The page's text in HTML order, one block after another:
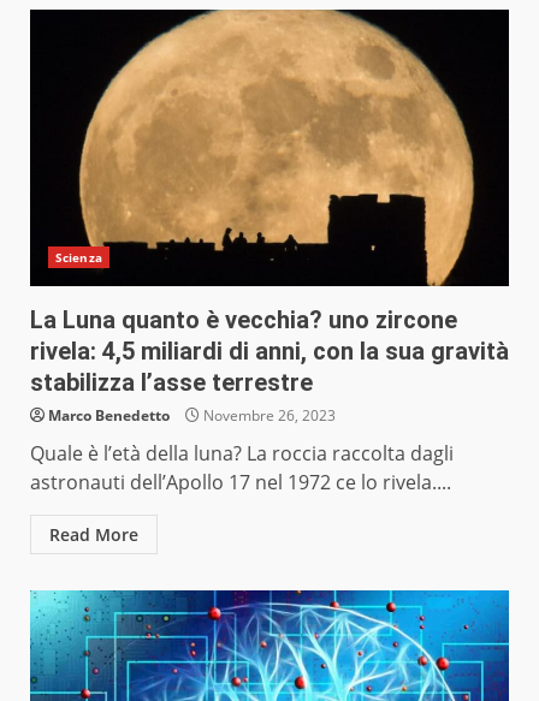
Scienza
La Luna quanto è vecchia? uno zircone
rivela: 4,5 miliardi di anni, con la sua gravità
stabilizza l’asse terrestre
Marco Benedetto Novembre 26, 2023
Quale è l’età della luna? La roccia raccolta dagli
astronauti dell’Apollo 17 nel 1972 ce lo rivela....
Read More